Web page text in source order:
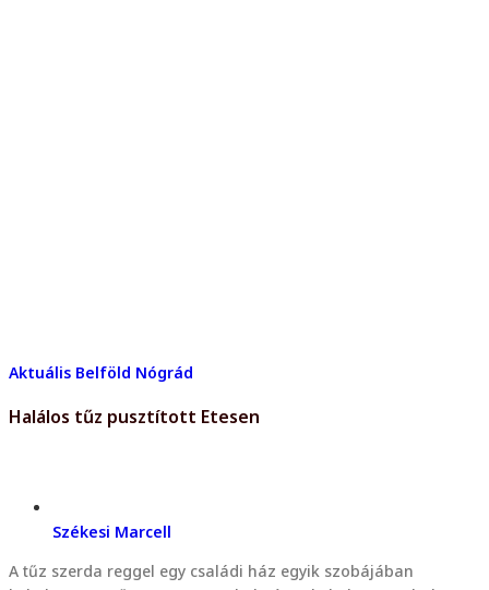
Aktuális Belföld Nógrád
Halálos tűz pusztított Etesen
Székesi Marcell
A tűz szerda reggel egy családi ház egyik szobájában